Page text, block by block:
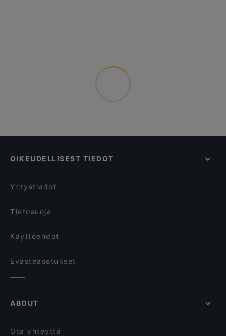
OIKEUDELLISEST TIEDOT
Yritystiedot
Tietosuoja
Käyttöehdot
Evästeasetukset
ABOUT
Ota yhteyttä